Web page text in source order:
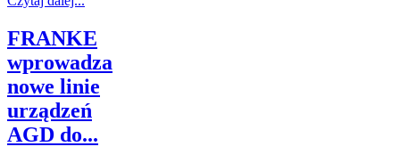
FRANKE
wprowadza
nowe linie
urządzeń
AGD do...